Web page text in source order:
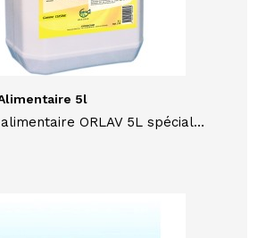
5l
ORLAV 5L spécial